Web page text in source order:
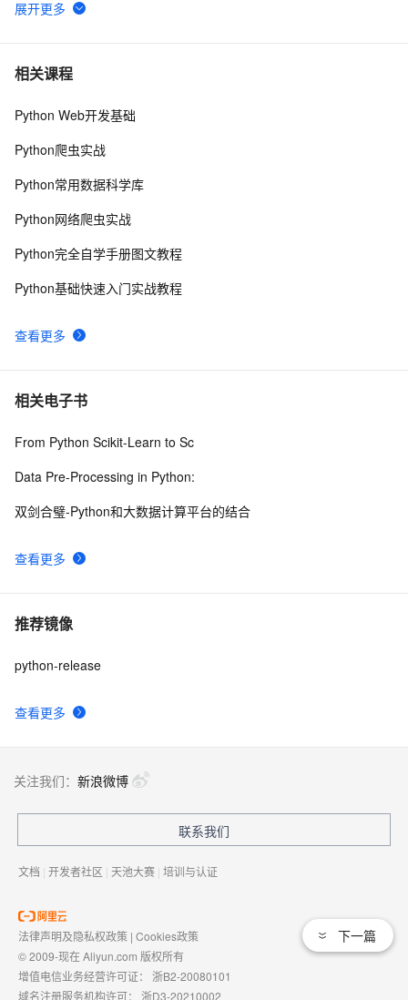
6
AIGC革新，将文字或者LOGO融入AI视频基于PIKA-
7 Python继承及方法解析顺序（MRO）详解 | 示例与
8 python高阶函数和匿名函数
评价这部通吃高考作文的电视剧？
10Python：使用PyJWT实现JSON Web Tokens加密解密
相关课程
查看更多
Python Web开发基础
Python爬虫实战
Python常用数据科学库
Python网络爬虫实战
Python完全自学手册图文教程
Python基础快速入门实战教程
相关电子书
查看更多
From Python Scikit-Learn to Sc
Data Pre-Processing in Python:
双剑合璧-Python和大数据计算平台的结合
推荐镜像
查看更多
python-release
下一篇
关注我们： 新浪微博
联系我们
文档 | 开发者社区 | 天池大赛 | 培训与认证
法律声明及隐私权政策 | Cookies政策
© 2009-现在 Aliyun.com 版权所有
增值电信业务经营许可证： 浙B2-20080101
域名注册服务机构许可： 浙D3-20210002